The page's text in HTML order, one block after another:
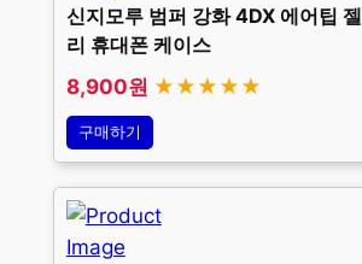
신지모루 범퍼 강화 4DX 에어팁 젤
리 휴대폰 케이스
8,900원 ★★★★★
구매하기